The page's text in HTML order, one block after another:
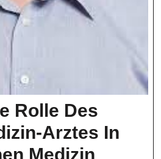
Rolle Des
Arztes In
Medizin